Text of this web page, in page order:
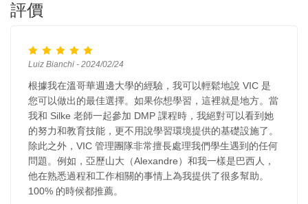
評價
Luiz Bianchi - 2024/02/24
根據我在溫哥華週邊大學的經驗，我可以輕鬆地說 VIC 是
您可以做出的最佳選擇。如果你想學習，這裡就是地方。當
我和 Silke 老師一起參加 DMP 課程時，我絕對可以看到她
的努力和教育技能，更不用說學習環境提供的基礎設施了。
除此之外，VIC 管理團隊非常擅長處理我們學生遇到的任何
問題。例如，亞歷山大（Alexandre）和我一樣是巴西人，
他在熟悉過程和工作相關的事情上為我提供了很多幫助。
100% 的時候都推薦。